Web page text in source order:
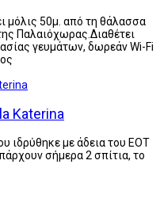
μόλις 50μ. από τη θάλασσα
Παλαιόχωρας.Διαθέτει
γευμάτων, δωρεάν Wi-Fi
Katerina
ιδρύθηκε με άδεια του ΕΟΤ
σήμερα 2 σπίτια, το